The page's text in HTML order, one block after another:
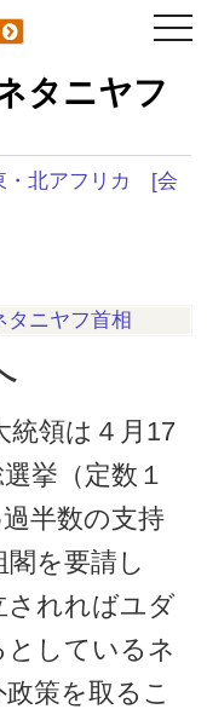
タニヤフ
・北アフリカ
[会
領は４月17
挙（定数１
半数の支持
を要請し
されればユダ
しているネ
策を取るこ